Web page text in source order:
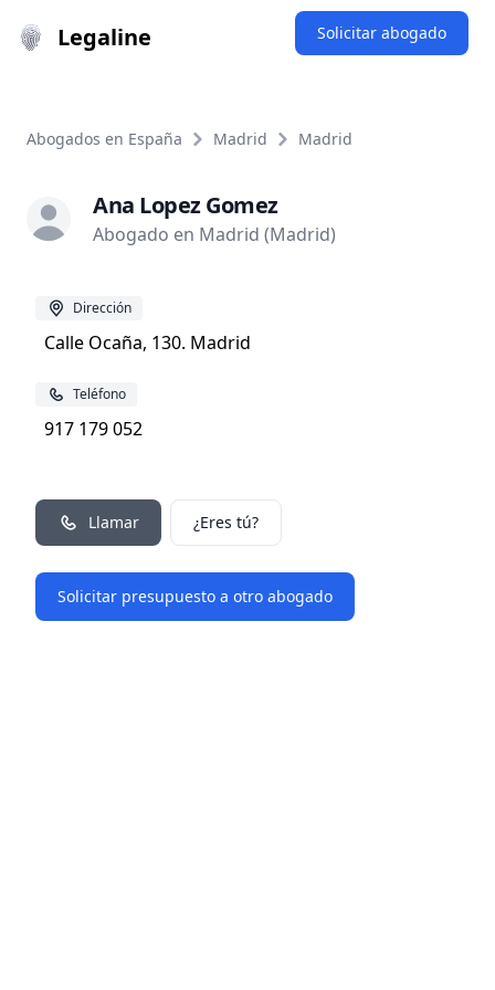
Legaline Solicitar abogado
Abogados en España Madrid Madrid
Ana Lopez Gomez
Abogado en Madrid (Madrid)
Dirección
Calle Ocaña, 130. Madrid
Teléfono
917 179 052
Llamar ¿Eres tú?
Solicitar presupuesto a otro abogado